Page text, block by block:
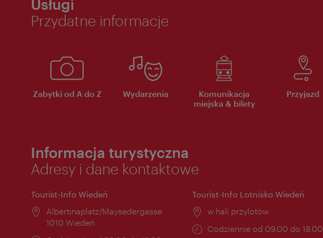
Usługi
Przydatne informacje
Zabytki od A do Z Wydarzenia
Komunikacja
miejska & bilety
Przyjazd
Informacja turystyczna
Adresy i dane kontaktowe
Tourist-Info Wiedeń
Miejsce:
Albertinaplatz/Maysedergasse
1010 Wiedeń
Tourist-Info Lotnisko Wiedeń
Miejsce:
w hali przylotów
Godziny
Codziennie od 09.00 do 18.00